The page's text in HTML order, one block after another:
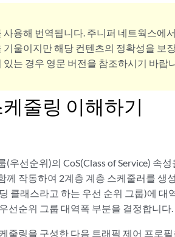
용해 번역됩니다. 주니퍼 네트웍스에
울이지만 해당 컨텐츠의 정확성을 보
는 경우 영문 버전을 참조하시기 바랍
줄링 이해하기
우선순위)의 CoS(Class of Service) 속
께 작동하여 2계층 계층 스케줄러를 생
클래스라고 하는 우선 순위 그룹)에 대
선순위 그룹 대역폭 부분을 결정합니다.
줄링을 구성한 다음 트래픽 제어 프로